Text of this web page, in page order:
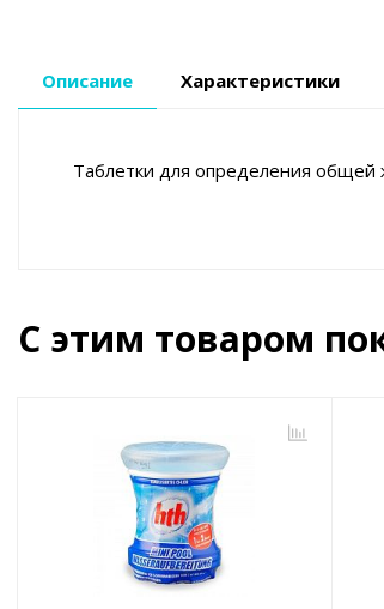
Описание Характеристики
Таблетки для определения общей
С этим товаром